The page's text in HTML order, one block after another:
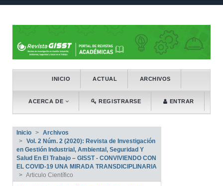
##plugins.themes.bootstrap3.accessible_menu.sidebar##
INICIO ACTUAL ARCHIVOS
ACERCA DE REGISTRARSE ENTRAR
Inicio
Archivos
Vol. 2 Núm. 2 (2020): Revista de Investigación
en Gestión Industrial, Ambiental, Seguridad Y
Salud En El Trabajo – GISST - CONVIVIENDO CON
EL COVID-19 UNA MIRADA TRANSDICIPLINARIA
Articulo Científico